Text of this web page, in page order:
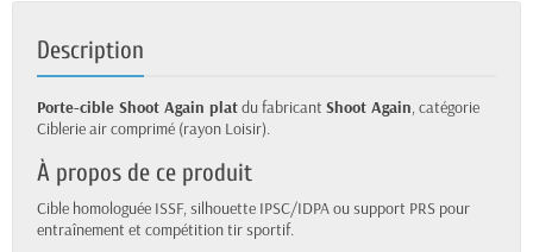
Description
Porte-cible Shoot Again platdu fabricant Shoot Again, catégorie
Ciblerie air comprimé (rayon Loisir).
À propos de ce produit
Cible homologuée ISSF, silhouette IPSC/IDPA ou support PRS pour
entraînement et compétition tir sportif.